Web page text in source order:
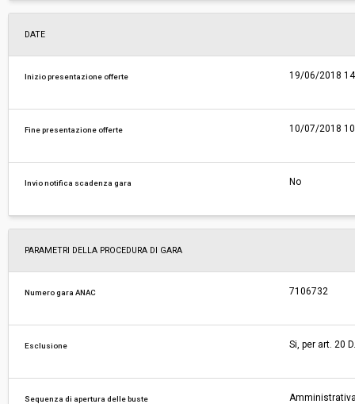
DATE
Inizio presentazione offerte 19/06/2018
Fine presentazione offerte 10/07/2018
Invio notifica scadenza gara No
PARAMETRI DELLA PROCEDURA DI GARA
Numero gara ANAC 7106732
Esclusione Si, per art. 20
Sequenza di apertura delle buste